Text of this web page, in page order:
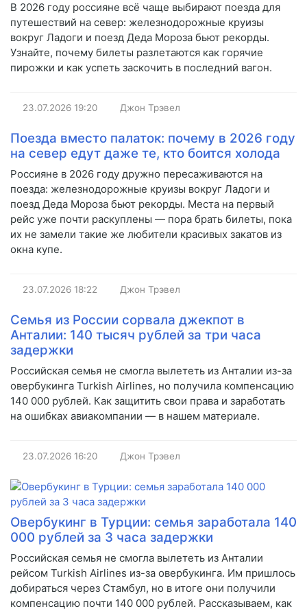
В 2026 году россияне всё чаще выбирают поезда для
путешествий на север: железнодорожные круизы
вокруг Ладоги и поезд Деда Мороза бьют рекорды.
Узнайте, почему билеты разлетаются как горячие
пирожки и как успеть заскочить в последний вагон.
23.07.2026 19:20 Джон Трэвел
Поезда вместо палаток: почему в 2026 году
на север едут даже те, кто боится холода
Россияне в 2026 году дружно пересаживаются на
поезда: железнодорожные круизы вокруг Ладоги и
поезд Деда Мороза бьют рекорды. Места на первый
рейс уже почти раскуплены — пора брать билеты, пока
их не замели такие же любители красивых закатов из
окна купе.
23.07.2026 18:22 Джон Трэвел
Семья из России сорвала джекпот в
Анталии: 140 тысяч рублей за три часа
задержки
Российская семья не смогла вылететь из Анталии из-за
овербукинга Turkish Airlines, но получила компенсацию
140 000 рублей. Как защитить свои права и заработать
на ошибках авиакомпании — в нашем материале.
23.07.2026 16:20 Джон Трэвел
Овербукинг в Турции: семья заработала 140
000 рублей за 3 часа задержки
Российская семья не смогла вылететь из Анталии
рейсом Turkish Airlines из-за овербукинга. Им пришлось
добираться через Стамбул, но в итоге они получили
компенсацию почти 140 000 рублей. Рассказываем, как